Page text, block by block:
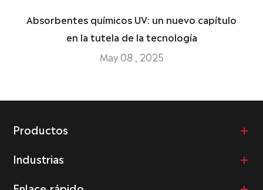
Absorbentes químicos UV: un nuevo capítulo
en la tutela de la tecnología
May 08 , 2025
Productos
Industrias